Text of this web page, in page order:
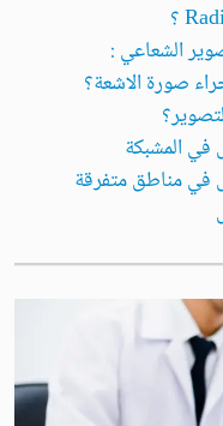
الشعاعي :
صورة الاشعة؟
المشبكة
في مناطق متفرقة